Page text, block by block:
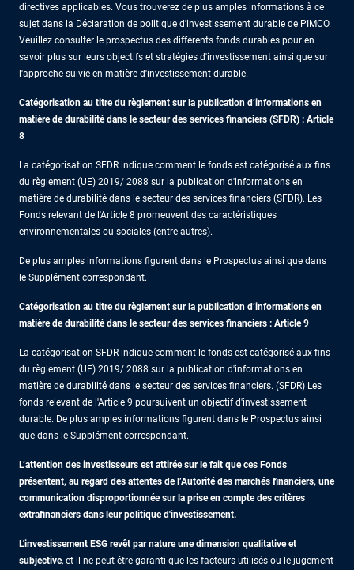
directives applicables. Vous trouverez de plus amples informations à ce
sujet dans la Déclaration de politique d'investissement durable de PIMCO.
Veuillez consulter le prospectus des différents fonds durables pour en
savoir plus sur leurs objectifs et stratégies d'investissement ainsi que sur
l'approche suivie en matière d'investissement durable.
Catégorisation au titre du règlement sur la publication d’informations en
matière de durabilité dans le secteur des services financiers (SFDR) : Article
8
La catégorisation SFDR indique comment le fonds est catégorisé aux fins
du règlement (UE) 2019/ 2088 sur la publication d'informations en
matière de durabilité dans le secteur des services financiers (SFDR). Les
Fonds relevant de l'Article 8 promeuvent des caractéristiques
environnementales ou sociales (entre autres).
De plus amples informations figurent dans le Prospectus ainsi que dans
le Supplément correspondant.
Catégorisation au titre du règlement sur la publication d’informations en
matière de durabilité dans le secteur des services financiers : Article 9
La catégorisation SFDR indique comment le fonds est catégorisé aux fins
du règlement (UE) 2019/ 2088 sur la publication d'informations en
matière de durabilité dans le secteur des services financiers. (SFDR) Les
fonds relevant de l'Article 9 poursuivent un objectif d'investissement
durable. De plus amples informations figurent dans le Prospectus ainsi
que dans le Supplément correspondant.
L’attention des investisseurs est attirée sur le fait que ces Fonds
présentent, au regard des attentes de l’Autorité des marchés financiers, une
communication disproportionnée sur la prise en compte des critères
extrafinanciers dans leur politique d'investissement.
L'investissement ESG revêt par nature une dimension qualitative et
subjective, et il ne peut être garanti que les facteurs utilisés ou le jugement